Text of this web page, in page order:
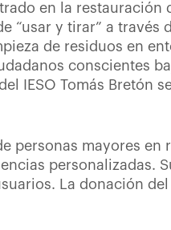
en la restauración
“usar y tirar” a través
de residuos en
conscientes
IESO Tomás Bretón
personas mayores en
personalizadas.
La donación del